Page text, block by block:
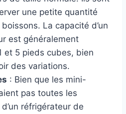
une petite quantité
La capacité d’un
est généralement
et 5 pieds cubes, bien
des variations.
: Bien que les mini-
pas toutes les
réfrigérateur de